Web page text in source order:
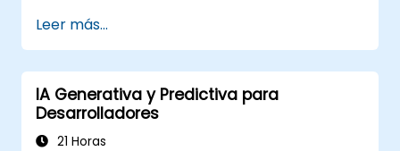
consultas.
Prepararse para el examen de
certificación de Cognos Analytics.
Leer más...
IA Generativa y Predictiva para
Desarrolladores
21 Horas